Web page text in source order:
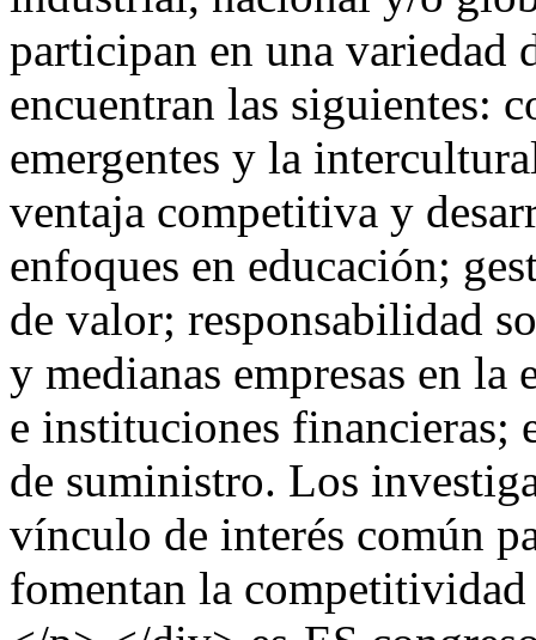
participan en una variedad
encuentran las siguientes:
emergentes y la
ventaja competitiva y
enfoques en educación;
de valor; responsabilidad
y medianas empresas en la
e instituciones financieras;
de suministro. Los
vínculo de interés común
fomentan la